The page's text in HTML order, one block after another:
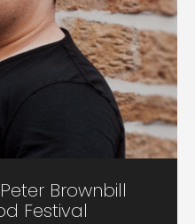
Brownbill
Festival